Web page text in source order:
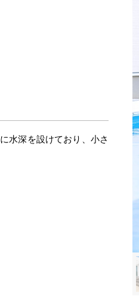
水深を設けており、小さ